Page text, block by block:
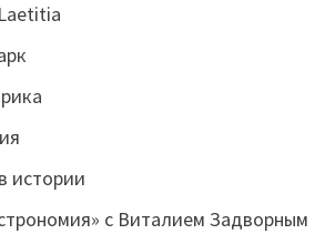
истории
с Виталием Задворным